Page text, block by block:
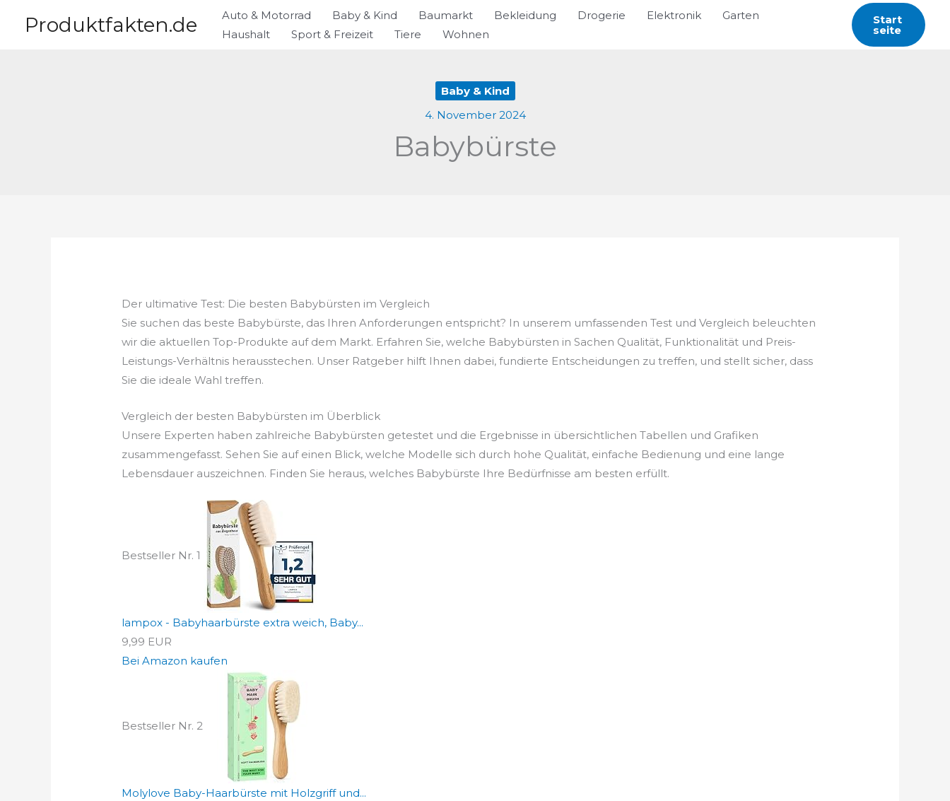
InhaltProduktfakten.de Auto & Motorrad Baby & Kind Baumarkt Bekleidung Drogerie Elektronik
Garten
Haushalt
Sport & Freizeit Tiere Wohnen
Start
Seite
Baby & Kind
4. November 2024
Babybürste
Der ultimative Test: Die besten Babybürsten im Vergleich
Sie suchen das beste Babybürste, das Ihren Anforderungen entspricht? In unserem umfassenden Test und Vergleich beleuchten
wir die aktuellen Top-Produkte auf dem Markt. Erfahren Sie, welche Babybürsten in Sachen Qualität, Funktionalität und Preis-
Leistungs-Verhältnis herausstechen. Unser Ratgeber hilft Ihnen dabei, fundierte Entscheidungen zu treffen, und stellt sicher, dass
Sie die ideale Wahl treffen.
Vergleich der besten Babybürsten im Überblick
Unsere Experten haben zahlreiche Babybürsten getestet und die Ergebnisse in übersichtlichen Tabellen und Grafiken
zusammengefasst. Sehen Sie auf einen Blick, welche Modelle sich durch hohe Qualität, einfache Bedienung und eine lange
Lebensdauer auszeichnen. Finden Sie heraus, welches Babybürste Ihre Bedürfnisse am besten erfüllt.
Bestseller Nr. 1
lampox - Babyhaarbürste extra weich, Baby...
9,99 EUR
Bei Amazon kaufen
Bestseller Nr. 2
Molylove Baby-Haarbürste mit Holzgriff und...